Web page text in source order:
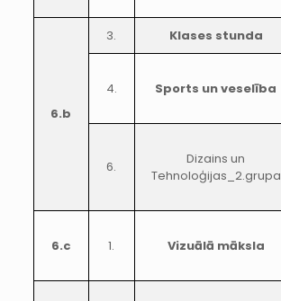
6.b
3. Klases stunda
4. Sports un veselība
6.
Dizains un
Tehnoloģijas_2.grupa
6.c 1. Vizuālā māksla